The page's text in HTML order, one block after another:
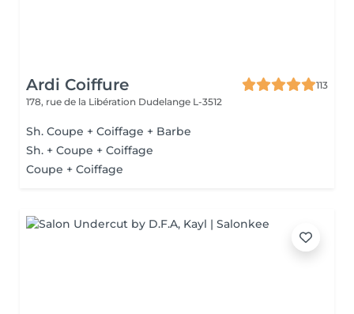
Ardi Coiffure
113
178, rue de la Libération Dudelange L-3512
Sh. Coupe + Coiffage + Barbe
Sh. + Coupe + Coiffage
Coupe + Coiffage